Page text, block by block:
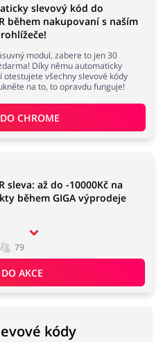
sleva: až do -10000Kč na
během GIGA výprodeje
79
DO AKCE
slevový kód do
během nakupovaní s naším
modul, zabere to jen 30
Díky němu automaticky
otestujete všechny slevové kódy
na to, to opravdu funguje!
CHROME
kódy